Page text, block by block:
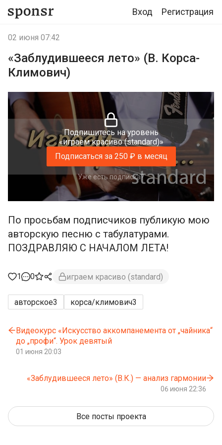
Вход Регистрация
02 июня 07:42
«Заблудившееся лето» (В. Корса-
Климович)
Подпишитесь на уровень
«играем красиво (standard)»
Подписаться за 250 ₽ в месяц
Уже есть подписка?
По просьбам подписчиков публикую мою
авторскую песню с табулатурами.
ПОЗДРАВЛЯЮ С НАЧАЛОМ ЛЕТА!
1 0 играем красиво (standard)
авторское3 корса/климович3
Видеокурс «Искусство аккомпанемента от „чайника“
до „профи“. Урок девятый
01 июня 20:03
«Заблудившееся лето» (В.К.) — анализ гармонии
06 июня 22:36
Все посты проекта